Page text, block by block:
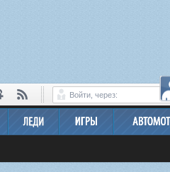
Войти, через: